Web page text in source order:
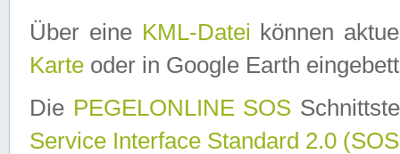
Über eine KML-Datei können
Karte oder in Google Earth
Die PEGELONLINE SOS
Service Interface Standard 2.0